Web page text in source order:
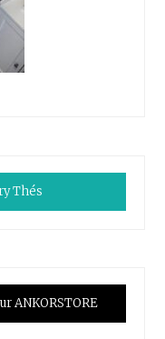
Thés
ANKORSTORE